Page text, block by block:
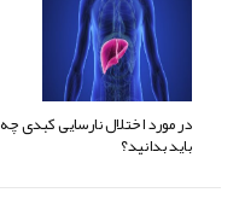
در مورد اختلال نارسایی کبدی چه
باید بدانید؟